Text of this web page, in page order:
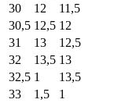
30
12
11,5
30,5 12,5 12
31
13
12,5
32
13,5 13
32,5 1
13,5
33
1,5
1